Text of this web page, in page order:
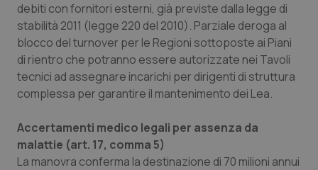
debiti con fornitori esterni, già previste dalla legge di
stabilità 2011 (legge 220 del 2010). Parziale deroga al
blocco del turnover per le Regioni sottoposte ai Piani
di rientro che potranno essere autorizzate nei Tavoli
tecnici ad assegnare incarichi per dirigenti di struttura
complessa per garantire il mantenimento dei Lea.
Accertamenti medico legali per assenza da
malattie (art. 17, comma 5)
La manovra conferma la destinazione di 70 milioni annui